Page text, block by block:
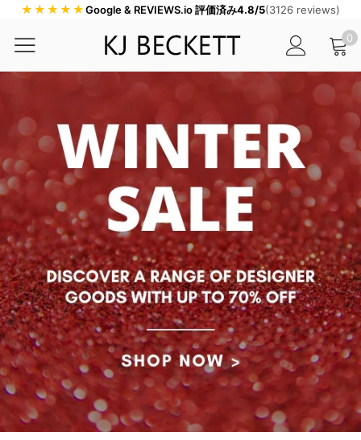
★★★★★Google & REVIEWS.io 評価済み4.8/5(3126 reviews)
0